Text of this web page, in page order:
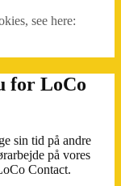
see here:
for LoCo
sin tid på andre
på vores
Contact.